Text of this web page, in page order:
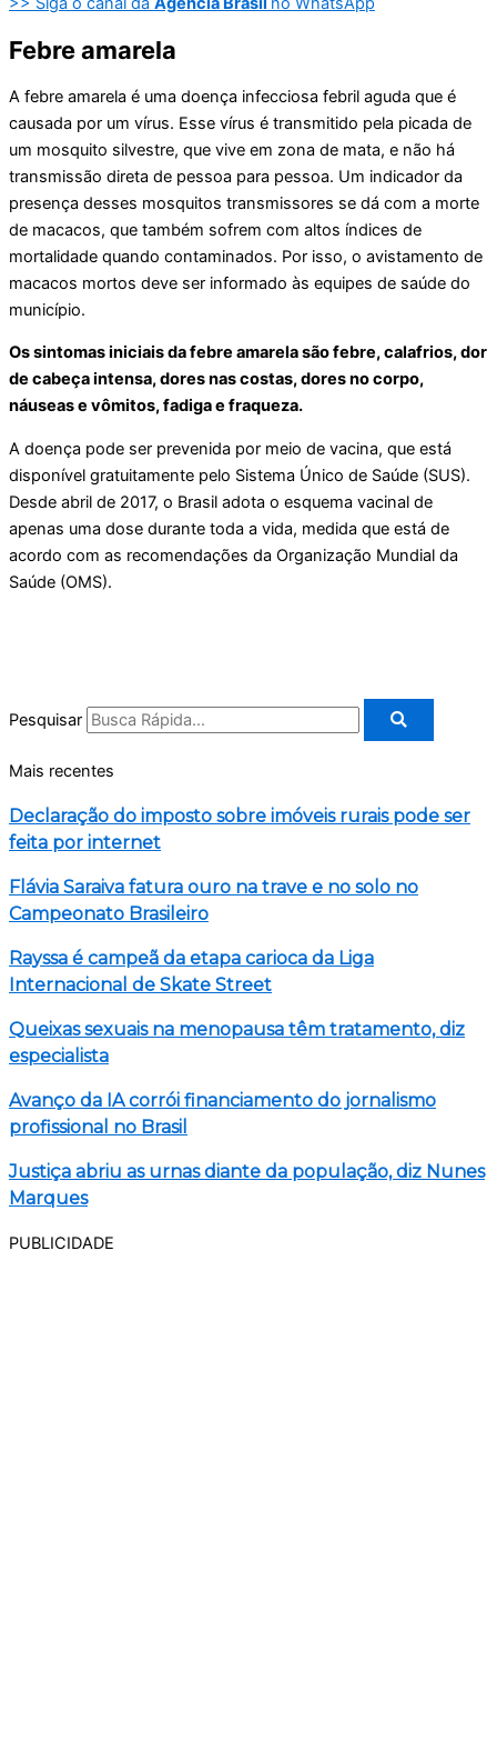
Febre amarela
A febre amarela é uma doença infecciosa febril aguda que é
causada por um vírus. Esse vírus é transmitido pela picada de
um mosquito silvestre, que vive em zona de mata, e não há
transmissão direta de pessoa para pessoa. Um indicador da
presença desses mosquitos transmissores se dá com a morte
de macacos, que também sofrem com altos índices de
mortalidade quando contaminados. Por isso, o avistamento de
macacos mortos deve ser informado às equipes de saúde do
município.
Os sintomas iniciais da febre amarela são febre, calafrios, dor
de cabeça intensa, dores nas costas, dores no corpo,
náuseas e vômitos, fadiga e fraqueza.
A doença pode ser prevenida por meio de vacina, que está
disponível gratuitamente pelo Sistema Único de Saúde (SUS).
Desde abril de 2017, o Brasil adota o esquema vacinal de
apenas uma dose durante toda a vida, medida que está de
acordo com as recomendações da Organização Mundial da
Saúde (OMS).
Pesquisar
Mais recentes
Declaração do imposto sobre imóveis rurais pode ser
feita por internet
Flávia Saraiva fatura ouro na trave e no solo no
Campeonato Brasileiro
Rayssa é campeã da etapa carioca da Liga
Internacional de Skate Street
Queixas sexuais na menopausa têm tratamento, diz
especialista
Avanço da IA corrói financiamento do jornalismo
profissional no Brasil
Justiça abriu as urnas diante da população, diz Nunes
Marques
PUBLICIDADE